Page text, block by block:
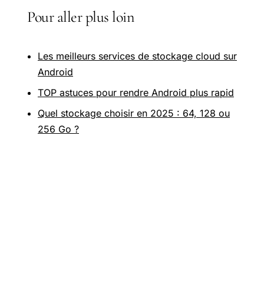
Pour aller plus loin
Les meilleurs services de stockage cloud sur
Android
TOP astuces pour rendre Android plus rapid
Quel stockage choisir en 2025 : 64, 128 ou
256 Go ?